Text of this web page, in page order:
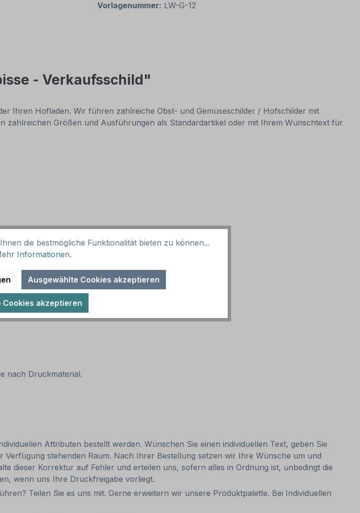
Vorlagenummer: LW-G-12
- Verkaufsschild"
Ihren Hofladen. Wir führen zahlreiche Obst- und Gemüseschilder / Hofschilder mit
zahlreichen Größen und Ausführungen als Standardartikel oder mit Ihrem Wunschtext für
nach Druckmaterial.
Attributen bestellt werden. Wünschen Sie einen individuellen Text, geben Sie
Verfügung stehenden Raum. Nach Ihrer Bestellung setzen wir Ihre Wünsche um und
dieser Korrektur auf Fehler und erteilen uns, sofern alles in Ordnung ist, unbedingt die
wenn uns Ihre Druckfreigabe vorliegt.
Teilen Sie es uns mit. Gerne erweitern wir unsere Produktpalette. Bei Individuellen
die bestmögliche Funktionalität bieten zu können...
Informationen.
Ausgewählte Cookies akzeptieren
Cookies akzeptieren